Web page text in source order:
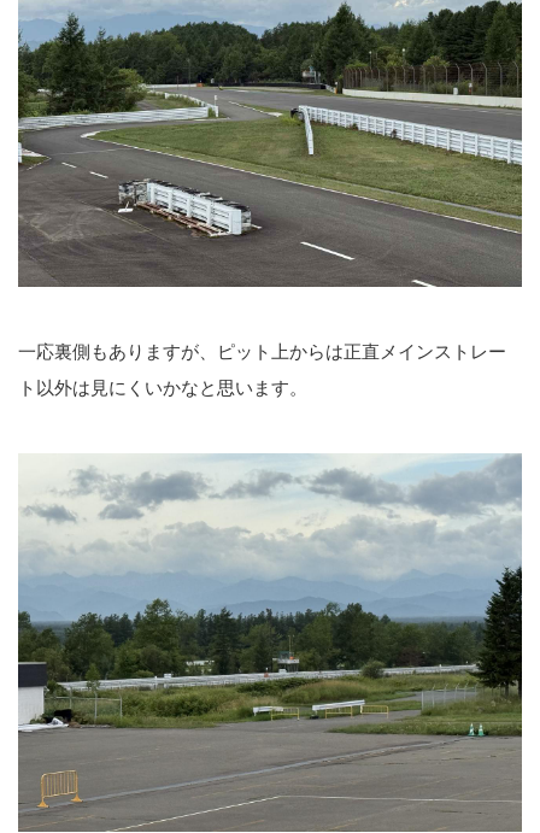
一応裏側もありますが、ピット上からは正直メインストレー
ト以外は見にくいかなと思います。